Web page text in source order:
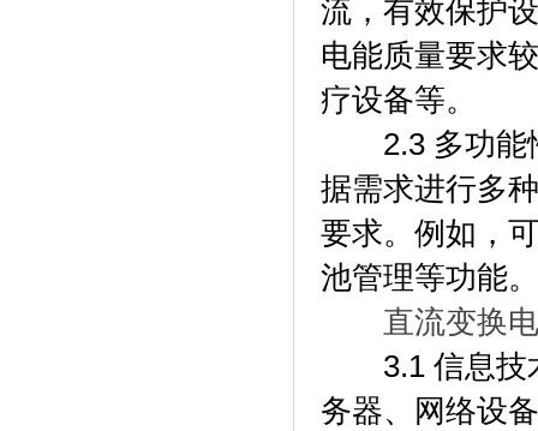
流，有效保护
电能质量要求
疗设备等。
2.3 多功能性
据需求进行多
要求。例如，
池管理等功能。
直流变换
3.1 信息技术
务器、网络设